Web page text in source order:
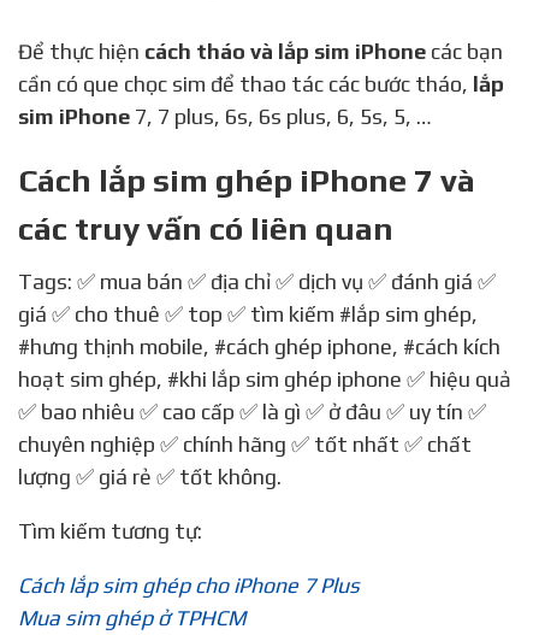
Để thực hiện cách tháo và lắp sim iPhone các bạn
cần có que chọc sim để thao tác các bước tháo, lắp
sim iPhone 7, 7 plus, 6s, 6s plus, 6, 5s, 5, …
Cách lắp sim ghép iPhone 7 và
các truy vấn có liên quan
Tags: ✅ mua bán ✅ địa chỉ ✅ dịch vụ ✅ đánh giá ✅
giá ✅ cho thuê ✅ top ✅ tìm kiếm #lắp sim ghép,
#hưng thịnh mobile, #cách ghép iphone, #cách kích
hoạt sim ghép, #khi lắp sim ghép iphone ✅ hiệu quả
✅ bao nhiêu ✅ cao cấp ✅ là gì ✅ ở đâu ✅ uy tín ✅
chuyên nghiệp ✅ chính hãng ✅ tốt nhất ✅ chất
lượng ✅ giá rẻ ✅ tốt không.
Tìm kiếm tương tự:
Cách lắp sim ghép cho iPhone 7 Plus
Mua sim ghép ở TPHCM